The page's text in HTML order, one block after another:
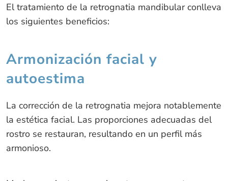
El tratamiento de la retrognatia mandibular conlleva
los siguientes beneficios:
Armonización facial y
autoestima
La corrección de la retrognatia mejora notablemente
la estética facial. Las proporciones adecuadas del
rostro se restauran, resultando en un perfil más
armonioso.